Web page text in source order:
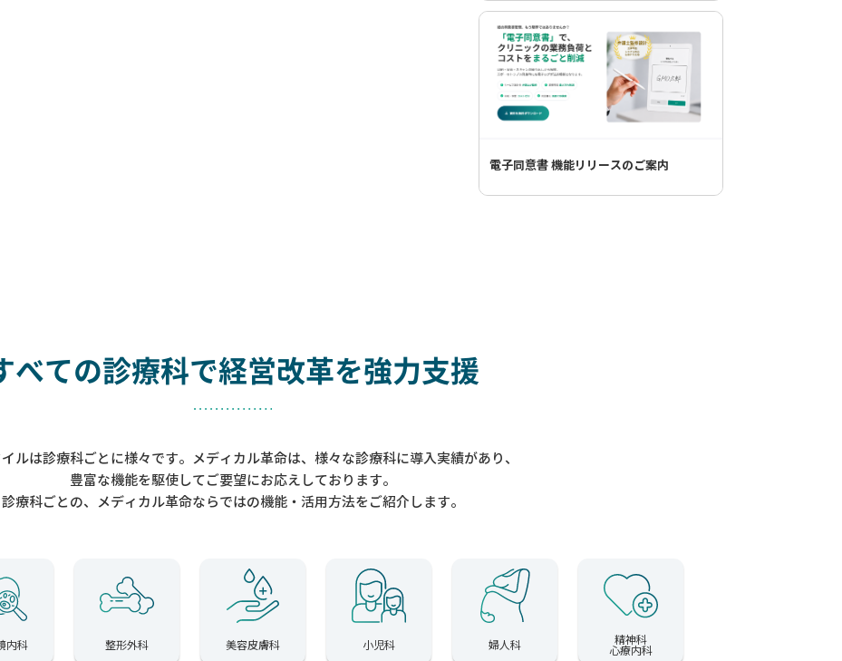
電子同意書 機能リリースのご案内
べての診療科で経営改革を強力支援
ルは診療科ごとに様々です。メディカル革命は、様々な診療科に導入実績があり、
豊富な機能を駆使してご要望にお応えしております。
診療科ごとの、メディカル革命ならではの機能・活用方法をご紹介します。
内科 整形外科 美容皮膚科 小児科 婦人科 精神科
心療内科